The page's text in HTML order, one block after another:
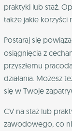
praktyki lub staż.
także jakie korzyści
Postaraj się
osiągnięcia z
przyszłemu
działania. Możesz
się w Twoje
CV na staż lub
zawodowego, co